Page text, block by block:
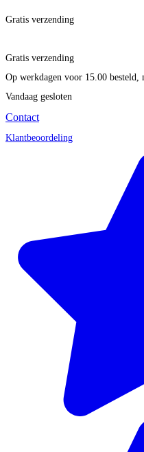
Gratis verzending
Gratis verzending
Op werkdagen voor 15.00 besteld,
Vandaag gesloten
Contact
Klantbeoordeling